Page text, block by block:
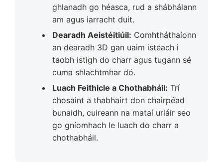
ghlanadh go héasca, rud a shábhálann
am agus iarracht duit.
Dearadh Aeistéitiúil: Comhtháthaíonn
an dearadh 3D gan uaim isteach i
taobh istigh do charr agus tugann sé
cuma shlachtmhar dó.
Luach Feithicle a Chothabháil: Trí
chosaint a thabhairt don chairpéad
bunaidh, cuireann na mataí urláir seo
go gníomhach le luach do charr a
chothabháil.